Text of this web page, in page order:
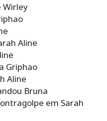
Wirley
Aline
Griphao
Aline
Bruna
em Sarah